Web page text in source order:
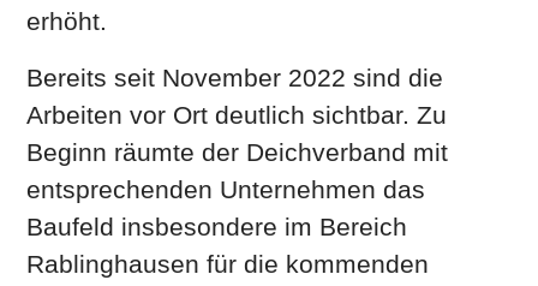
erhöht.
Bereits seit November 2022 sind die
Arbeiten vor Ort deutlich sichtbar. Zu
Beginn räumte der Deichverband mit
entsprechenden Unternehmen das
Baufeld insbesondere im Bereich
Rablinghausen für die kommenden